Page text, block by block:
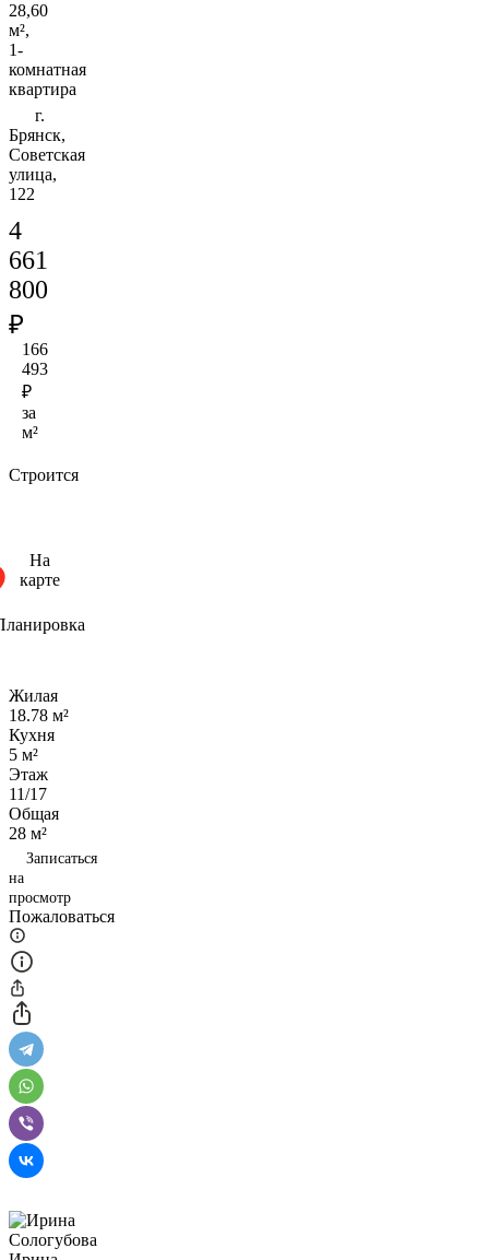
28,60
м²,
1-
комнатная
квартира
г.
Брянск,
Советская
улица,
122
4
661
800
₽
166
493
₽
за
м²
Строится
На
карте
Жилая
18.78 м²
Кухня
5 м²
Этаж
11/17
Общая
28 м²
Записаться
на
просмотр
Пожаловаться